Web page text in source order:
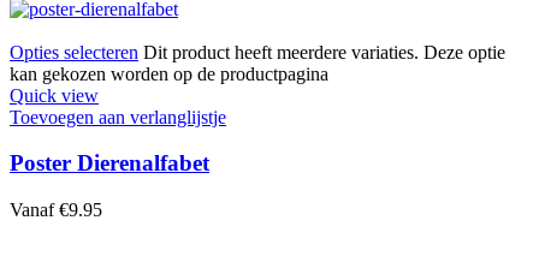
Opties selecteren Dit product heeft meerdere variaties. Deze optie
kan gekozen worden op de productpagina
Quick view
Toevoegen aan verlanglijstje
Poster Dierenalfabet
Vanaf €9.95